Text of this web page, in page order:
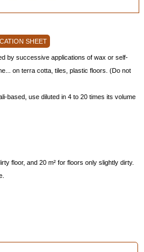
SHEET
by successive applications of wax or self-
on terra cotta, tiles, plastic floors. (Do not
based, use diluted in 4 to 20 times its volume
floor, and 20 m² for floors only slightly dirty.